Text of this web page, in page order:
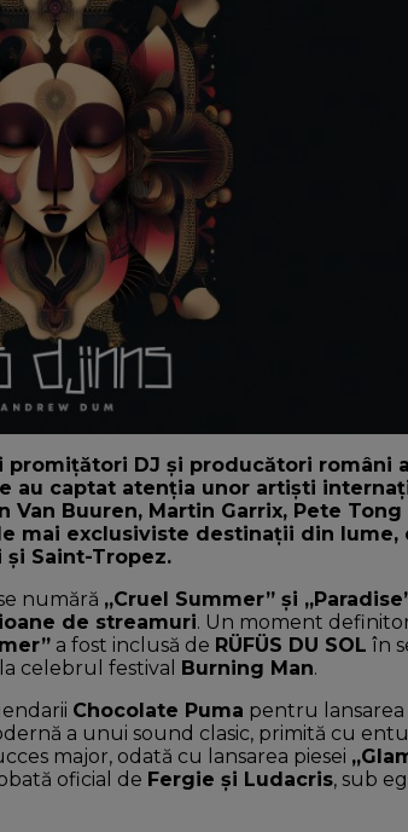
DJ și producători români
au captat atenția unor artiști
Van Buuren, Martin Garrix, Pete Tong
mai exclusiviste destinații din lume,
și Saint-Tropez.
numără „Cruel Summer” și
de streamuri. Un moment
a fost inclusă de RÜFÜS DU SOL în
celebrul festival Burning Man.
Chocolate Puma pentru lansarea
a unui sound clasic, primită cu
major, odată cu lansarea piesei
oficial de Fergie și Ludacris, sub